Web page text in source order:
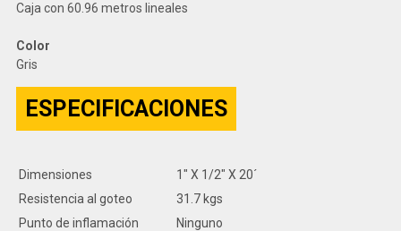
Caja con 60.96 metros lineales
Color
Gris
ESPECIFICACIONES
Dimensiones
1" X 1/2" X 20´
Resistencia al goteo
31.7 kgs
Punto de inflamación
Ninguno